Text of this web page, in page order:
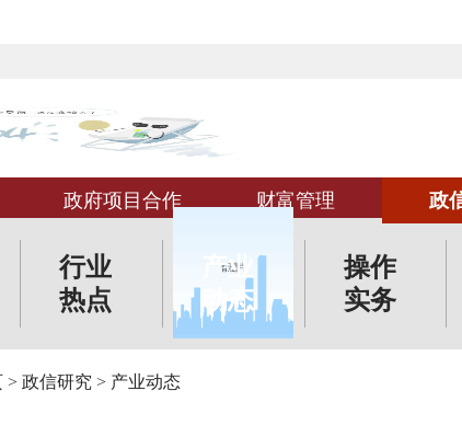
政府项目合作 财富管理 政
行业
热点
产业
动态
操作
实务
> 政信研究 > 产业动态